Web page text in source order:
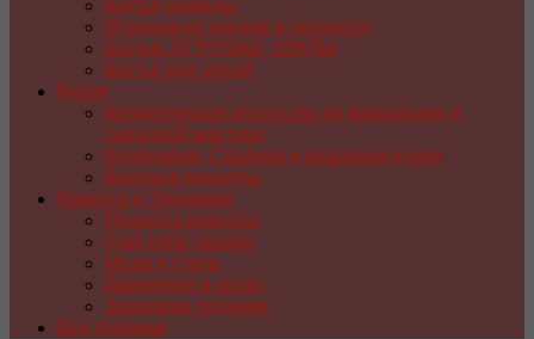
Шитье одежды
Игрушки из носков и перчаток
Шитье. ИГРУШКИ, КУКЛЫ
Шитье для детей
Кухня
Кондитерское искусство из марципана и
сахарной мастики
Кулинария. Сладкая и красивая кухня
Вкусные рецепты
Красота и Здоровье
Рецепты красоты
Сам себе лекарь
Мода и стиль
Движение и спорт
Здоровое питание
Все рубрики